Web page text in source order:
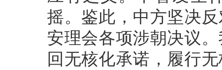
摇。鉴此，中方坚决
安理会各项涉朝决议
回无核化承诺，履行